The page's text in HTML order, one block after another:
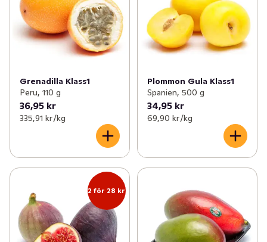
Grenadilla Klass1
Peru, 110 g
36,95 kr
335,91 kr /kg
Plommon Gula Klass1
Spanien, 500 g
34,95 kr
69,90 kr /kg
2 för 28 kr